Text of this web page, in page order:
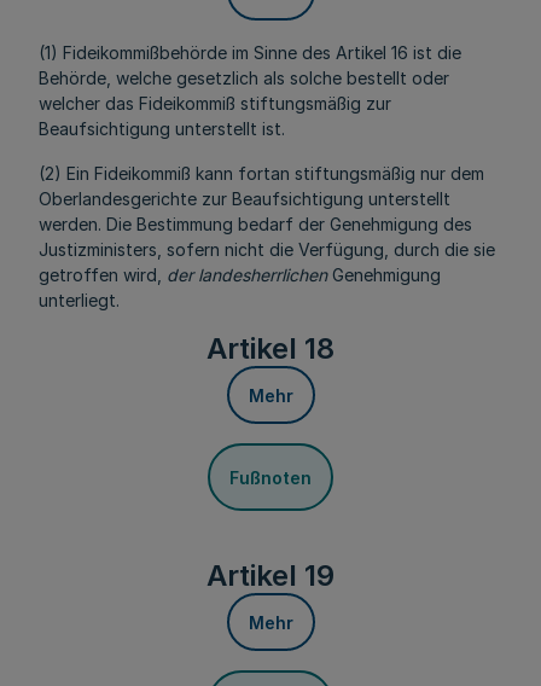
(1) Fideikommißbehörde im Sinne des Artikel 16 ist die
Behörde, welche gesetzlich als solche bestellt oder
welcher das Fideikommiß stiftungsmäßig zur
Beaufsichtigung unterstellt ist.
(2) Ein Fideikommiß kann fortan stiftungsmäßig nur dem
Oberlandesgerichte zur Beaufsichtigung unterstellt
werden. Die Bestimmung bedarf der Genehmigung des
Justizministers, sofern nicht die Verfügung, durch die sie
getroffen wird, der landesherrlichenGenehmigung
unterliegt.
Artikel 18
Mehr
Fußnoten
Artikel 19
Mehr